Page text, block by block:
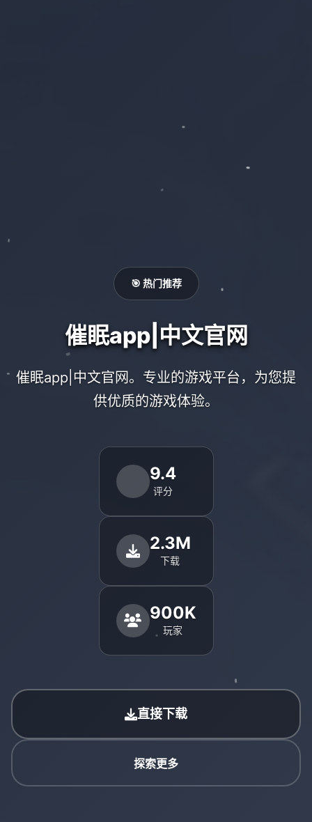
🎯 热门推荐
催眠app|中文官网
催眠app|中文官网。专业的游戏平台，为您提
供优质的游戏体验。
9.4
评分
2.3M
下载
900K
玩家
直接下载
探索更多